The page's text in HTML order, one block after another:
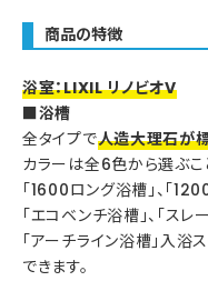
商品の特徴
浴室：LIXIL リノビオV
■浴槽
全タイプで人造大理石が
カラーは全6色から選ぶこ
「1600ロング浴槽」、「
「エコベンチ浴槽」、「スレ
「アーチライン浴槽」入浴
できます。